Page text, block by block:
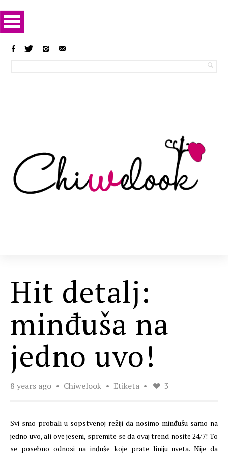
Hit detalj:
minđuša na
jedno uvo!
8 years ago Chiwelook Etiketa 3
Svi smo probali u sopstvenoj režiji da nosimo minđušu samo na
jedno uvo, ali ove jeseni, spremite se da ovaj trend nosite 24/7! To
se posebno odnosi na inđuše koje prate liniju uveta. Nije da